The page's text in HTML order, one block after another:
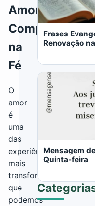
Amor
Compartilhado
na
Fé
O
amor
é
uma
das
experiências
mais
transformadoras
que
podemos
LER MAIS
Frases
Renovação
Mensagem
Quinta-feira